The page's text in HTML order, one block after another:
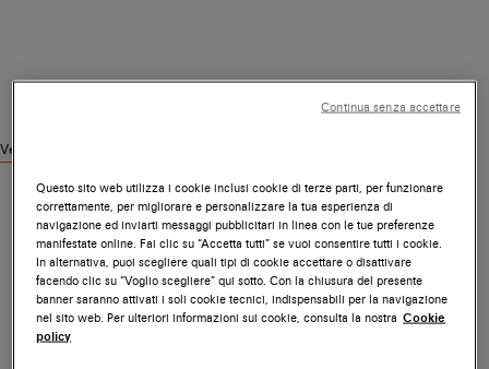
Vedi prodotti simili
Questo sito web utilizza i cookie inclusi cookie di terze parti, per funzionare
correttamente, per migliorare e personalizzare la tua esperienza di
navigazione ed inviarti messaggi pubblicitari in linea con le tue preferenze
manifestate online. Fai clic su “Accetta tutti” se vuoi consentire tutti i cookie.
In alternativa, puoi scegliere quali tipi di cookie accettare o disattivare
facendo clic su “Voglio scegliere” qui sotto. Con la chiusura del presente
banner saranno attivati i soli cookie tecnici, indispensabili per la navigazione
nel sito web. Per ulteriori informazioni sui cookie, consulta la nostra Cookie
policy
Continua senza accettare